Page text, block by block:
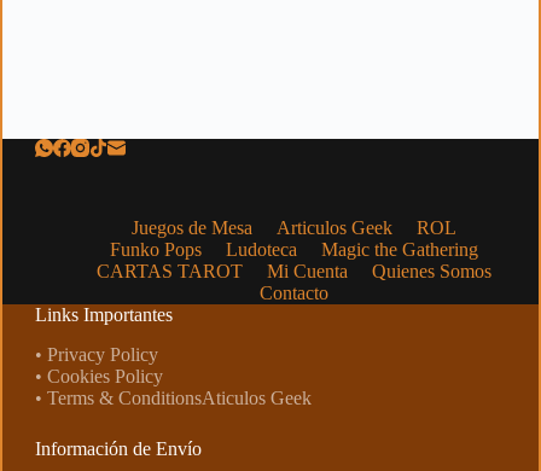
Juegos de Mesa Articulos Geek
ROL
Funko Pops
Ludoteca
Magic the Gathering
CARTAS TAROT
Mi Cuenta
Quienes Somos
Contacto
Links Importantes
• Privacy Policy
• Cookies Policy
• Terms & ConditionsAticulos Geek
Información de Envío